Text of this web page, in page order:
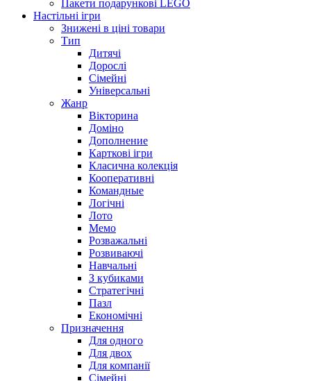
Пакети подарункові LEGO
Настільні ігри
Знижені в ціні товари
Тип
Дитячі
Дорослі
Сімейні
Універсальні
Жанр
Вікторина
Доміно
Дополнение
Карткові ігри
Класична колекція
Кооперативні
Командные
Логічні
Лото
Мемо
Розважальні
Розвиваючі
Навчальні
З кубиками
Стратегічні
Пазл
Економічні
Призначення
Для одного
Для двох
Для компанії
Сімейні